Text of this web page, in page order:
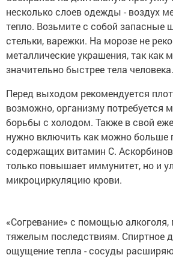
несколько слоев одежды - воздух
тепло. Возьмите с собой запасные
стельки, варежки. На морозе не
металлические украшения, так как
значительно быстрее тела человека.
Перед выходом рекомендуется
возможно, организму потребуется
борьбы с холодом. Также в свой
нужно включить как можно больше
содержащих витамин C.
только повышает иммунитет, но и
микроциркуляцию крови.
«Согревание» с помощью алкоголя,
тяжелым последствиям. Спиртное
ощущение тепла - сосуды